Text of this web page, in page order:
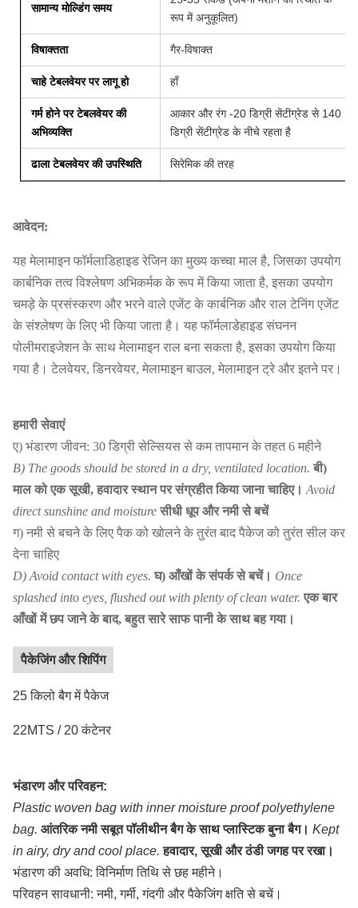
सामान्य मोल्डिंग समय
रूप में अनुकूलित)
विषाक्तता गैर-विषाक्त
चाहे टेबलवेयर पर लागू हो हाँ
गर्म होने पर टेबलवेयर की
अभिव्यक्ति
आकार और रंग -20 डिग्री सेंटीग्रेड से 140
डिग्री सेंटीग्रेड के नीचे रहता है
ढाला टेबलवेयर की उपस्थिति सिरेमिक की तरह
आवेदन:
यह मेलामाइन फॉर्मलाडिहाइड रेजिन का मुख्य कच्चा माल है, जिसका उपयोग
कार्बनिक तत्व विश्लेषण अभिकर्मक के रूप में किया जाता है, इसका उपयोग
चमड़े के प्रसंस्करण और भरने वाले एजेंट के कार्बनिक और राल टेनिंग एजेंट
के संश्लेषण के लिए भी किया जाता है। यह फॉर्मलाडेहाइड संघनन
पोलीमराइजेशन के साथ मेलामाइन राल बना सकता है, इसका उपयोग किया
गया है। टेलवेयर, डिनरवेयर, मेलामाइन बाउल, मेलामाइन ट्रे और इतने पर।
हमारी सेवाएं
ए) भंडारण जीवन: 30 डिग्री सेल्सियस से कम तापमान के तहत 6 महीने
B) The goods should be stored in a dry, ventilated location. बी)
माल को एक सूखी, हवादार स्थान पर संग्रहीत किया जाना चाहिए। Avoid
direct sunshine and moisture सीधी धूप और नमी से बचें
ग) नमी से बचने के लिए पैक को खोलने के तुरंत बाद पैकेज को तुरंत सील कर
देना चाहिए
D) Avoid contact with eyes. घ) आँखों के संपर्क से बचें। Once
splashed into eyes, flushed out with plenty of clean water. एक बार
आँखों में छप जाने के बाद, बहुत सारे साफ पानी के साथ बह गया।
पैकेजिंग और शिपिंग
25 किलो बैग में पैकेज
22MTS / 20 कंटेनर
भंडारण और परिवहन:
Plastic woven bag with inner moisture proof polyethylene
bag. आंतरिक नमी सबूत पॉलीथीन बैग के साथ प्लास्टिक बुना बैग। Kept
in airy, dry and cool place. हवादार, सूखी और ठंडी जगह पर रखा।
भंडारण की अवधि: विनिर्माण तिथि से छह महीने।
परिवहन सावधानी: नमी, गर्मी, गंदगी और पैकेजिंग क्षति से बचें।